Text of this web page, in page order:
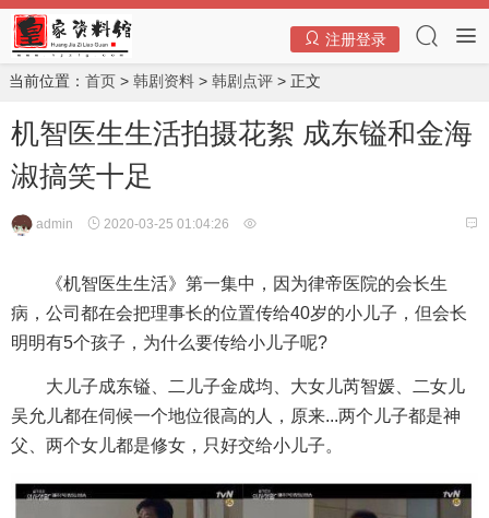
注册登录
当前位置： 首页 > 韩剧资料 > 韩剧点评 > 正文
机智医生生活拍摄花絮 成东镒和金海
淑搞笑十足
admin 2020-03-25 01:04:26
《机智医生生活》第一集中，因为律帝医院的会长生
病，公司都在会把理事长的位置传给40岁的小儿子，但会长
明明有5个孩子，为什么要传给小儿子呢?
大儿子成东镒、二儿子金成均、大女儿芮智媛、二女儿
吴允儿都在伺候一个地位很高的人，原来...两个儿子都是神
父、两个女儿都是修女，只好交给小儿子。